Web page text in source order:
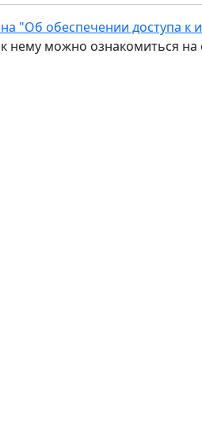
"Об обеспечении доступа к
нему можно ознакомиться